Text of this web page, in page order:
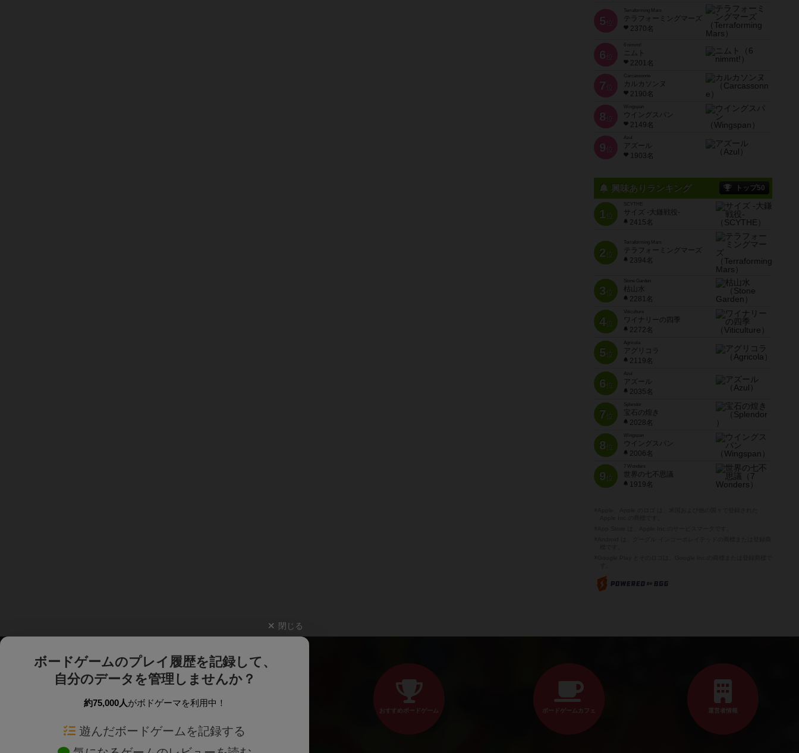
5 位
Terraforming Mars
テラフォーミングマーズ
2370名
6 位
ニムト
2201名
7 位
Carcassonne
カルカソンヌ
2190名
8 位
Wingspan
ウイングスパン
2149名
9 位
Azul
アズール
1903名
興味ありランキング トップ50
1位
SCYTHE
サイズ -大鎌戦役-
2415名
2位
Terraforming Mars
テラフォーミングマーズ
2394名
3位
Stone Garden
枯山水
2281名
4位
Viticulture
ワイナリーの四季
2272名
5位
Agricola
アグリコラ
2119名
6位
Azul
アズール
2035名
7位
宝石の煌き
2028名
8位
Wingspan
ウイングスパン
2006名
9位
7 Wonders
世界の七不思議
1919名
閉じる
ボードゲームのプレイ履歴を記録して、
自分のデータを管理しませんか？
約75,000人がボドゲーマを利用中！
遊んだボードゲームを記録する
おすすめボードゲーム ボードゲームカフェ 運営者情報